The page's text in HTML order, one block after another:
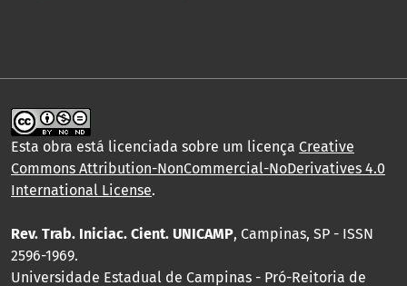
Esta obra está licenciada sobre um licença Creative
Commons Attribution-NonCommercial-NoDerivatives 4.0
International License.
Rev. Trab. Iniciac. Cient. UNICAMP, Campinas, SP - ISSN
2596-1969.
Universidade Estadual de Campinas - Pró-Reitoria de